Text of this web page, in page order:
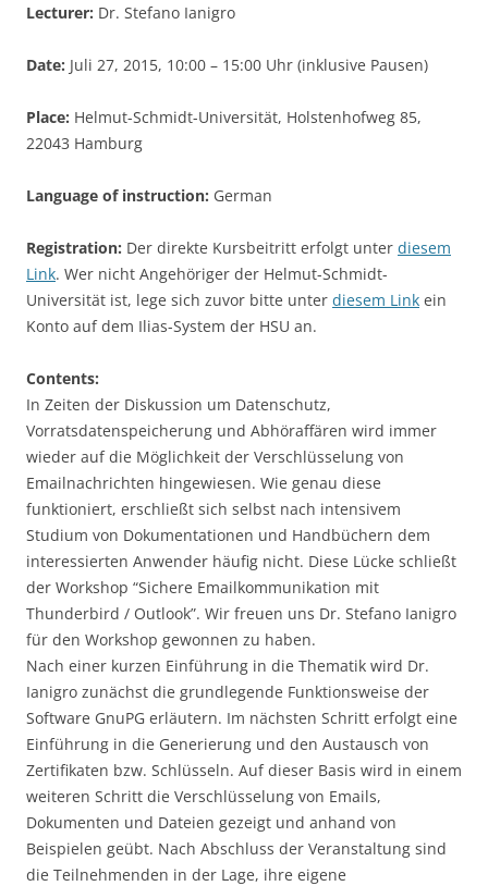
Lecturer: Dr. Stefano Ianigro
Date: Juli 27, 2015, 10:00 – 15:00 Uhr (inklusive Pausen)
Place: Helmut-Schmidt-Universität, Holstenhofweg 85,
22043 Hamburg
Language of instruction: German
Registration: Der direkte Kursbeitritt erfolgt unter diesem
Link. Wer nicht Angehöriger der Helmut-Schmidt-
Universität ist, lege sich zuvor bitte unter diesem Link ein
Konto auf dem Ilias-System der HSU an.
Contents:
In Zeiten der Diskussion um Datenschutz,
Vorratsdatenspeicherung und Abhöraffären wird immer
wieder auf die Möglichkeit der Verschlüsselung von
Emailnachrichten hingewiesen. Wie genau diese
funktioniert, erschließt sich selbst nach intensivem
Studium von Dokumentationen und Handbüchern dem
interessierten Anwender häufig nicht. Diese Lücke schließt
der Workshop “Sichere Emailkommunikation mit
Thunderbird / Outlook”. Wir freuen uns Dr. Stefano Ianigro
für den Workshop gewonnen zu haben.
Nach einer kurzen Einführung in die Thematik wird Dr.
Ianigro zunächst die grundlegende Funktionsweise der
Software GnuPG erläutern. Im nächsten Schritt erfolgt eine
Einführung in die Generierung und den Austausch von
Zertifikaten bzw. Schlüsseln. Auf dieser Basis wird in einem
weiteren Schritt die Verschlüsselung von Emails,
Dokumenten und Dateien gezeigt und anhand von
Beispielen geübt. Nach Abschluss der Veranstaltung sind
die Teilnehmenden in der Lage, ihre eigene